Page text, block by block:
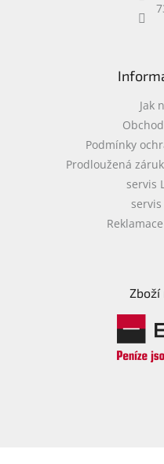
Jak
Podmínky
Prodloužená
servis
servis
Zboží